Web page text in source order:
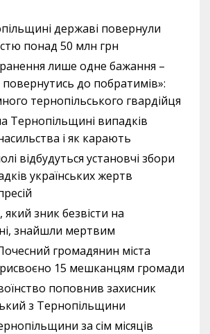
державі повернули
понад 50 млн грн
лише одне бажання –
повернутись до побратимів»:
тернопільського гвардійця
Тернопільщині випадків
і як карають
відбудуться установчі збори
українських жертв
який зник безвісти на
знайшли мертвим
громадянин міста
15 мешканцям громади
поповнив захисник
з Тернопільщини
за сім місяців